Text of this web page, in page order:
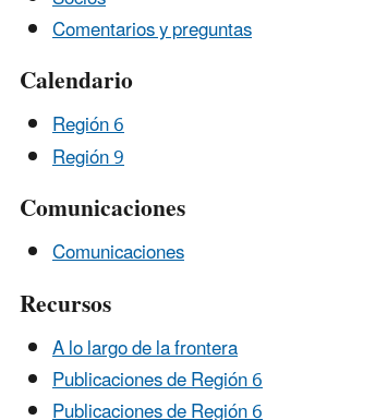
Comentarios y preguntas
Calendario
Región 6
Región 9
Comunicaciones
Comunicaciones
Recursos
A lo largo de la frontera
Publicaciones de Región 6